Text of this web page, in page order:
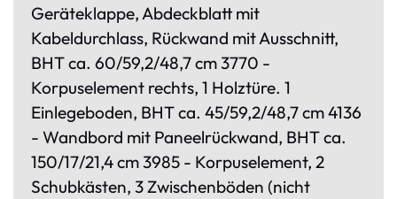
Geräteklappe, Abdeckblatt mit
Kabeldurchlass, Rückwand mit Ausschnitt,
BHT ca. 60/59,2/48,7 cm 3770 -
Korpuselement rechts, 1 Holztüre. 1
Einlegeboden, BHT ca. 45/59,2/48,7 cm 4136
- Wandbord mit Paneelrückwand, BHT ca.
150/17/21,4 cm 3985 - Korpuselement, 2
Schubkästen, 3 Zwischenböden (nicht